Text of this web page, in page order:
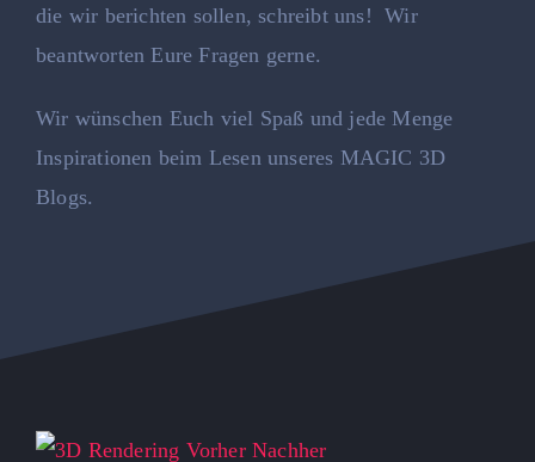
die wir berichten sollen, schreibt uns! Wir
beantworten Eure Fragen gerne.
Wir wünschen Euch viel Spaß und jede Menge
Inspirationen beim Lesen unseres MAGIC 3D
Blogs.